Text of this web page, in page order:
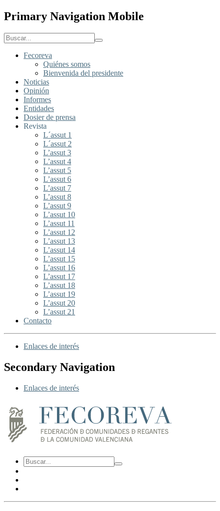
Primary Navigation Mobile
Fecoreva
Quiénes somos
Bienvenida del presidente
Noticias
Opinión
Informes
Entidades
Dosier de prensa
Revista
L´assut 1
L´assut 2
L’assut 3
L’assut 4
L’assut 5
L’assut 6
L’assut 7
L’assut 8
L’assut 9
L’assut 10
L’assut 11
L’assut 12
L’assut 13
L’assut 14
L’assut 15
L’assut 16
L’assut 17
L’assut 18
L’assut 19
L’assut 20
L’assut 21
Contacto
Enlaces de interés
Secondary Navigation
Enlaces de interés